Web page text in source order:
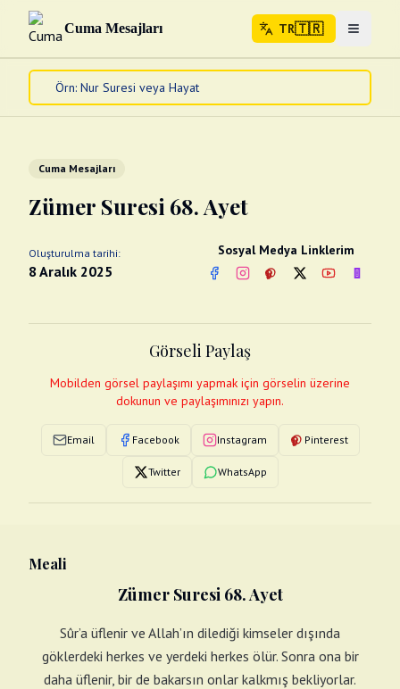
Cuma Mesajları TR🇹🇷 Menuyu
Ana Sayfa
Diğer
Abdest Videoları
Fotograflar
Cuma Mesajları
Zümer Suresi 68. Ayet
Oluşturulma tarihi:
8 Aralık 2025
Sosyal Medya Linklerim
FacebookInstagram
PinterestTwitterYouTube
Görseli Paylaş
Mobilden görsel paylaşımı yapmak için görselin üzerine
dokunun ve paylaşımınızı yapın.
Email Facebook Instagram Pinterest
Twitter WhatsApp
Meali
Zümer Suresi 68. Ayet
Sûr’a üflenir ve Allah’ın dilediği kimseler dışında
göklerdeki herkes ve yerdeki herkes ölür. Sonra ona bir
daha üflenir, bir de bakarsın onlar kalkmış bekliyorlar.